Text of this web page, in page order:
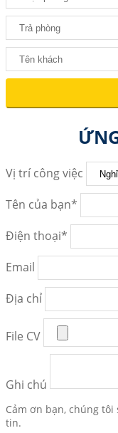
Vị trí công việc
Tên của bạn*
Điện thoại*
Email
Địa chỉ
File CV
Ghi chú
Cảm ơn bạn, chúng
tin.